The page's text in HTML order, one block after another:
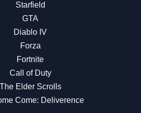
Starfield
GTA
Diablo IV
Forza
Fortnite
Call of Duty
The Elder Scrolls
Come: Deliverence